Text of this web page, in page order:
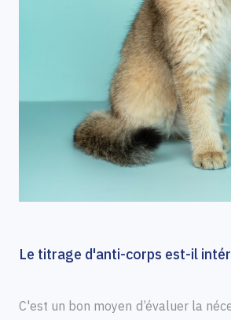
Le titrage d'anti-corps est-il
C'est un bon moyen d’évaluer la